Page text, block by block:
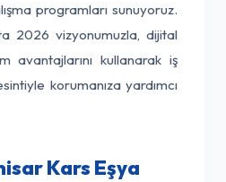
programları sunuyoruz.
2026 vizyonumuzla, dijital
avantajlarını kullanarak iş
korumanıza yardımcı
Kars Eşya